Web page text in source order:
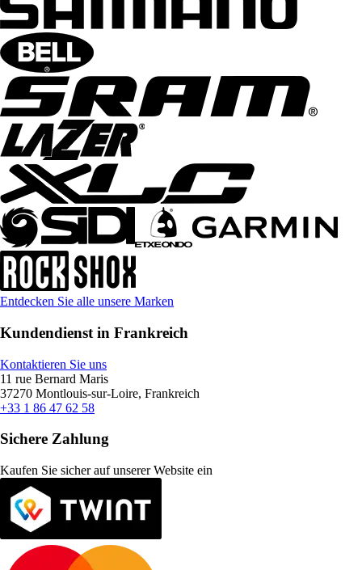
Entdecken Sie alle unsere Marken
Kundendienst in Frankreich
Kontaktieren Sie uns
11 rue Bernard Maris
37270 Montlouis-sur-Loire, Frankreich
+33 1 86 47 62 58
Sichere Zahlung
Kaufen Sie sicher auf unserer Website ein